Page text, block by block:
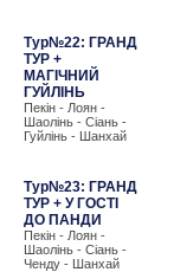
Тур№22: ГРАНД
ТУР +
МАГІЧНИЙ
ГУЙЛІНЬ
Пекін - Лоян -
Шаолінь - Сіань -
Гуйлінь - Шанхай
Тур№23: ГРАНД
ТУР + У ГОСТІ
ДО ПАНДИ
Пекін - Лоян -
Шаолінь - Сіань -
Ченду - Шанхай